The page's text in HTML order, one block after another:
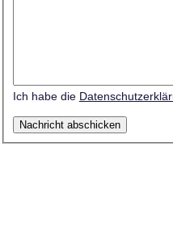
Ich habe die